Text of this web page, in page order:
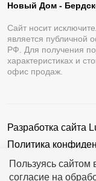
Пользуясь сайтом
согласие на
Новый Дом -
Сайт носит
является публичной
РФ. Для получения
характеристиках и
офис продаж.
Разработка сайта
Политика
Пользовательское